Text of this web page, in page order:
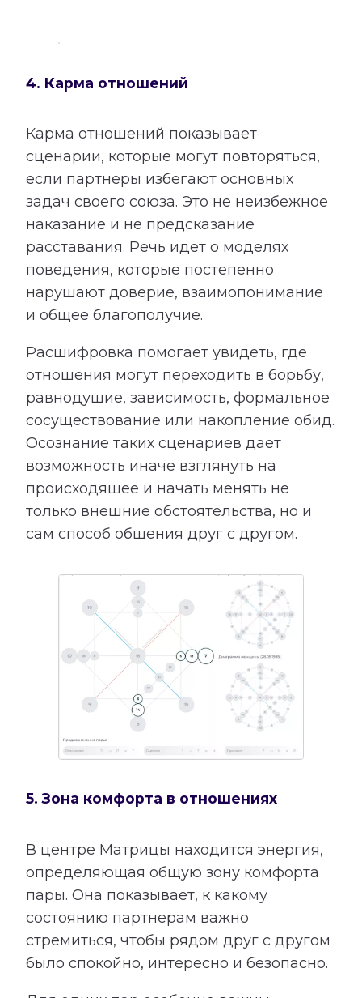
4. Карма отношений
Карма отношений показывает
сценарии, которые могут повторяться,
если партнеры избегают основных
задач своего союза. Это не неизбежное
наказание и не предсказание
расставания. Речь идет о моделях
поведения, которые постепенно
нарушают доверие, взаимопонимание
и общее благополучие.
Расшифровка помогает увидеть, где
отношения могут переходить в борьбу,
равнодушие, зависимость, формальное
сосуществование или накопление обид.
Осознание таких сценариев дает
возможность иначе взглянуть на
происходящее и начать менять не
только внешние обстоятельства, но и
сам способ общения друг с другом.
5. Зона комфорта в отношениях
В центре Матрицы находится энергия,
определяющая общую зону комфорта
пары. Она показывает, к какому
состоянию партнерам важно
стремиться, чтобы рядом друг с другом
было спокойно, интересно и безопасно.